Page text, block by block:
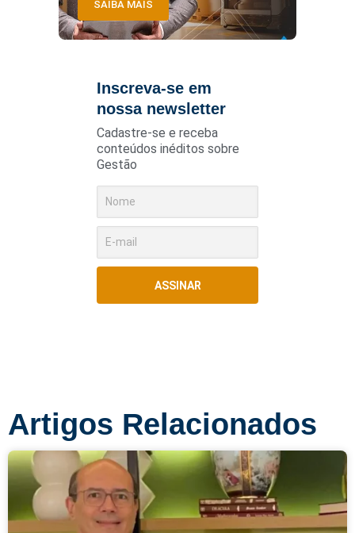
SAIBA MAIS
Inscreva-se em
nossa newsletter
Cadastre-se e receba
conteúdos inéditos sobre
Gestão
ASSINAR
Artigos Relacionados